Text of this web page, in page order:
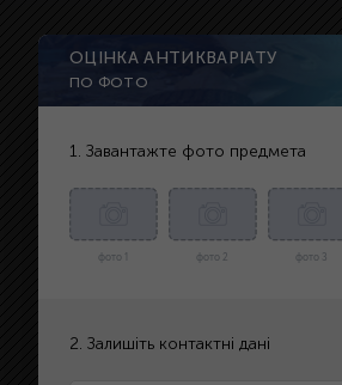
ОЦІНКА АНТИКВАРІАТУ
ПО ФОТО
1. Завантажте фото предмета
фото 1 фото 2 фото 3
2. Залишіть контактні дані